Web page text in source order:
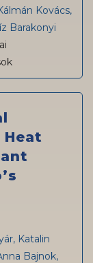
Kovács,
Barakonyi
Katalin
Bajnok,